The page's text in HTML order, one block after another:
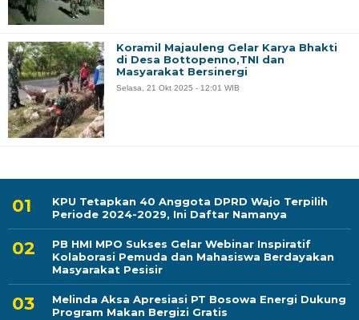
KPU Tetapkan 40 Anggota DPRD Wajo Terpilih
Periode 2024-2029, Ini Daftar Namanya
PB HMI MPO Sukses Gelar Webinar Inspiratif
Kolaborasi Pemuda dan Mahasiswa Berdayakan
Masyarakat Pesisir
Melinda Aksa Apresiasi PT Bosowa Energi Dukung
Program Makan Bergizi Gratis
Koramil Majauleng Gelar Karya Bhakti
di Desa Bottopenno,TNI dan
Masyarakat Bersinergi
Selasa, 21 Okt 2025 - 12:01 WIB